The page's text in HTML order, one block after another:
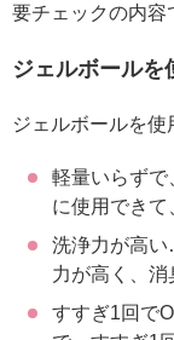
要チェックの内容
ジェルボールを
ジェルボールを使
軽量いらず
に使用できて
洗浄力が高
力が高く、
すすぎ1回で